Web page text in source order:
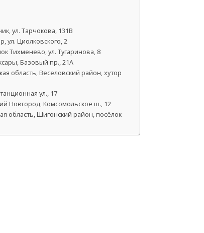
ул. Тарчокова, 131В
ул. Циолковского, 2
Тихменево, ул. Тугаринова, 8
Базовый пр., 21А
область, Веселовский район, хутор
ул., 17
Новгород, Комсомольское ш., 12
область, Шигонский район, посёлок